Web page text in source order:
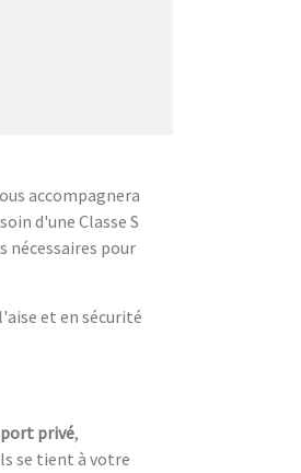
accompagnera
d'une Classe S
nécessaires pour
et en sécurité
privé,
se tient à votre